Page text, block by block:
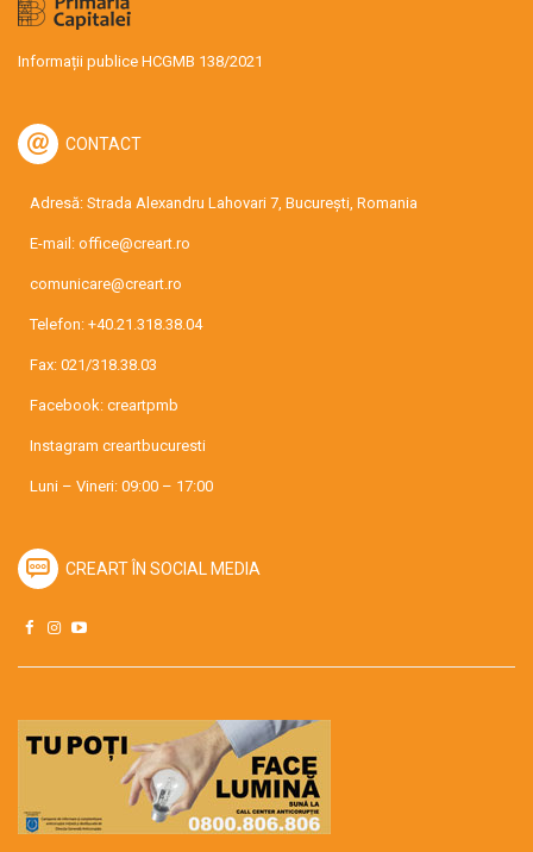
Informații publice HCGMB 138/2021
CONTACT
Adresă: Strada Alexandru Lahovari 7, București, Romania
E-mail: office@creart.ro
comunicare@creart.ro
Telefon: +40.21.318.38.04
Fax: 021/318.38.03
Facebook: creartpmb
Instagram creartbucuresti
Luni – Vineri: 09:00 – 17:00
CREART ÎN SOCIAL MEDIA